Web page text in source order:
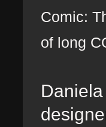
Comic:
of long